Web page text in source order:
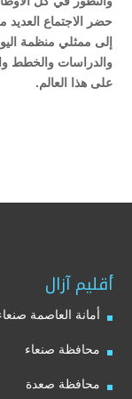
حضر الاجتماع العديد
إلى ممثلي منظمة
والدراسات والخطط
على هذا العالم.
أقليم آزال
أمانة العاصمة
محافظة صنعاء
محافظة صعدة